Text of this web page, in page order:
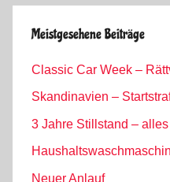
Meistgesehene Beiträge
Classic Car Week –
Skandinavien –
3 Jahre Stillstand –
Neuer Anlauf